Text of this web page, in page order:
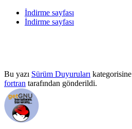
İndirme sayfası
İndirme sayfası
Bu yazı Sürüm Duyuruları kategorisine
fortran tarafından gönderildi.